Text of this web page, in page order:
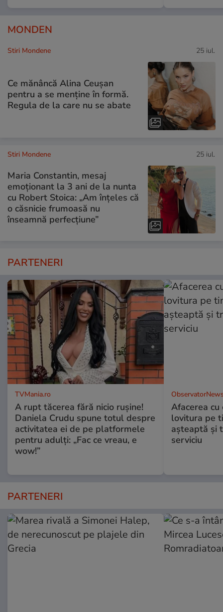
MONDEN
Stiri Mondene 25 iul.
Ce mănâncă Alina Ceușan
pentru a se menține în formă.
Regula de la care nu se abate
Stiri Mondene 25 iul.
Maria Constantin, mesaj
emoționant la 3 ani de la nunta
cu Robert Stoica: „Am înțeles că
o căsnicie frumoasă nu
înseamnă perfecțiune”
PARTENERI
TVMania.ro
A rupt tăcerea fără nicio rușine!
Daniela Crudu spune totul despre
activitatea ei de pe platformele
pentru adulți: „Fac ce vreau, e
wow!”
Afacerea
lovitura pe
aşteaptă şi
serviciu
PARTENERI